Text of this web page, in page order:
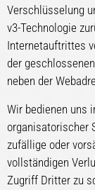
Verschlüsselung
v3-Technologie
Internetauftrittes
der
neben der
Wir bedienen uns
organisatorischer
zufällige oder
vollständigen
Zugriff Dritter zu